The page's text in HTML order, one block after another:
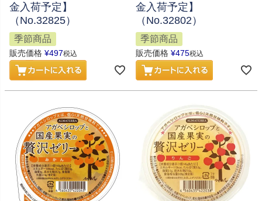
金入荷予定】
（No.32825）
季節商品
販売価格 ¥497税込
金入荷予定】
（No.32802）
季節商品
販売価格 ¥475税込